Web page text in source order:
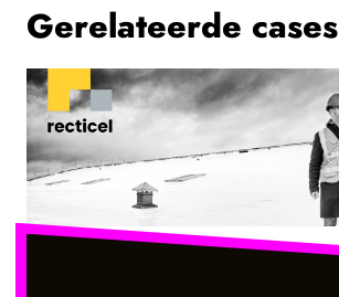
Gerelateerde cases